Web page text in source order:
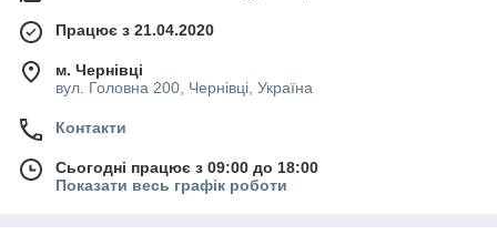
Працює з 21.04.2020
м. Чернівці
вул. Головна 200, Чернівці, Україна
Контакти
Сьогодні працює з 09:00 до 18:00
Показати весь графік роботи